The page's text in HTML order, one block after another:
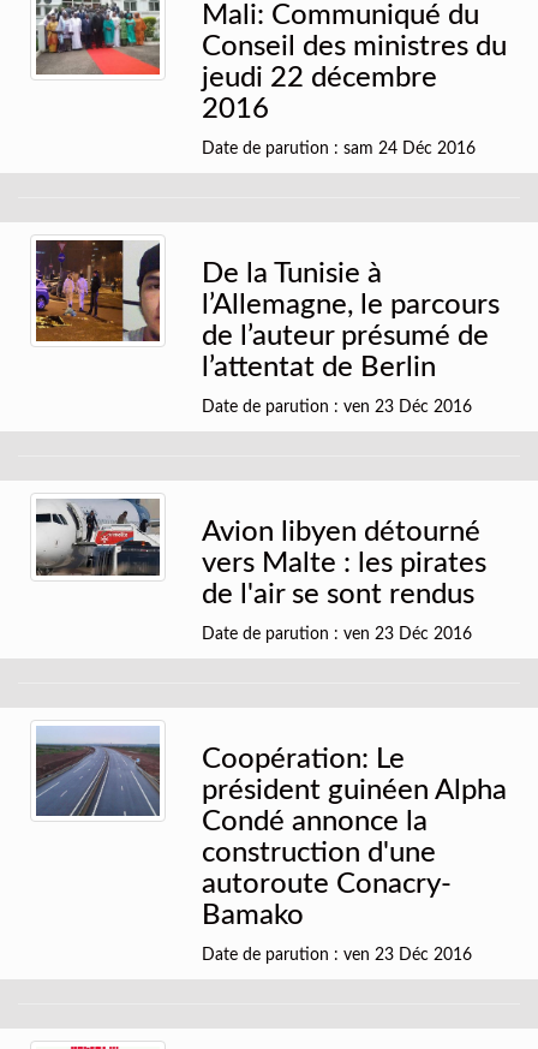
Mali: Communiqué du
Conseil des ministres du
jeudi 22 décembre
2016
Date de parution : sam 24 Déc 2016
De la Tunisie à
l’Allemagne, le parcours
de l’auteur présumé de
l’attentat de Berlin
Date de parution : ven 23 Déc 2016
Avion libyen détourné
vers Malte : les pirates
de l'air se sont rendus
Date de parution : ven 23 Déc 2016
Coopération: Le
président guinéen Alpha
Condé annonce la
construction d'une
autoroute Conacry-
Bamako
Date de parution : ven 23 Déc 2016